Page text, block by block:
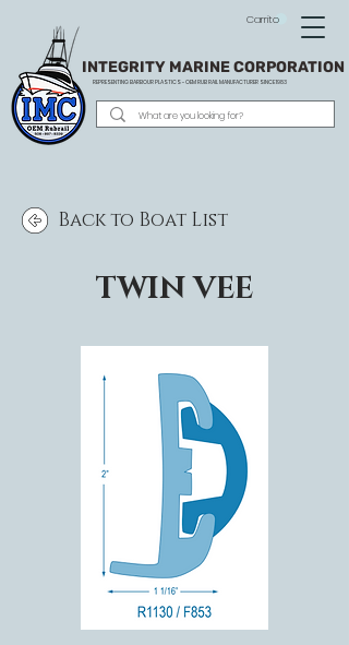
INTEGRITY MARINE CORPORATION
REPRESENTING BARBOUR PLASTICS - OEM RUB RAIL MANUFACTURER SINCE 1983
Carrito
Back to Boat List
TWIN VEE